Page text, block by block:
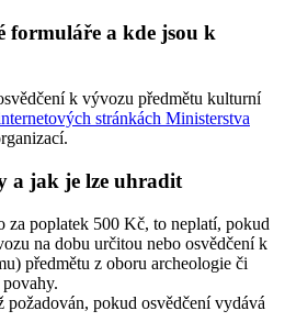
formuláře a kde jsou k
k vývozu předmětu kulturní
stránkách Ministerstva
a jak je lze uhradit
za poplatek 500 Kč, to neplatí, pokud
na dobu určitou nebo osvědčení k
předmětu z oboru archeologie či
pokud osvědčení vydává